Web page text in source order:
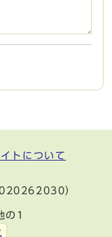
トについて
）
の1